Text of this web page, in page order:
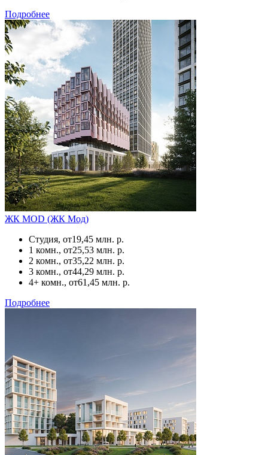
Подробнее
ЖК MOD (ЖК Мод)
Студия, от19,45 млн. р.
1 комн., от25,53 млн. р.
2 комн., от35,22 млн. р.
3 комн., от44,29 млн. р.
4+ комн., от61,45 млн. р.
Подробнее